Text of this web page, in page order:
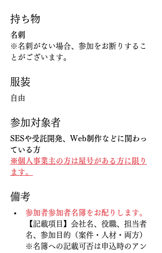
持ち物
名刺
※名刺がない場合、参加をお断りするこ
とがございます。
服装
自由
参加対象者
SESや受託開発、Web制作などに関わっ
ている方
※個人事業主の方は屋号がある方に限り
ます。
備考
参加者参加者名簿をお配りします。
【記載項目】会社名、役職、担当者
名、参加目的（案件・人材・両方）
※名簿への記載可否は申込時のアン